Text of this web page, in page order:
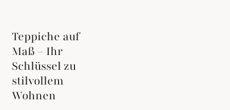
Teppiche auf
Maß – Ihr
Schlüssel zu
stilvollem
Wohnen